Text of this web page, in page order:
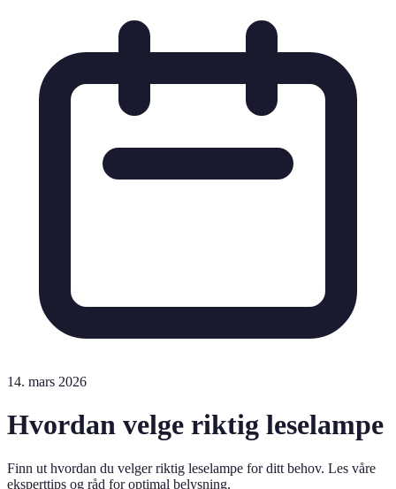
14. mars 2026
Hvordan velge riktig leselampe
Finn ut hvordan du velger riktig leselampe for ditt behov. Les våre
eksperttips og råd for optimal belysning.